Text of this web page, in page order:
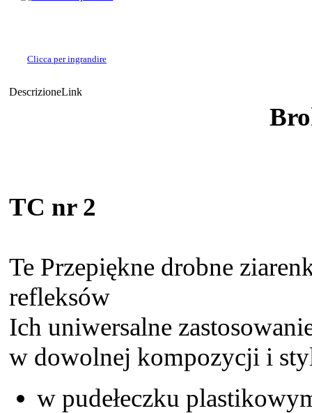
Clicca per ingrandire
DescrizioneLink
TC nr 2
Te Przepiękne drobne
refleksów
Ich uniwersalne
w dowolnej kompozycji i
w pudełeczku